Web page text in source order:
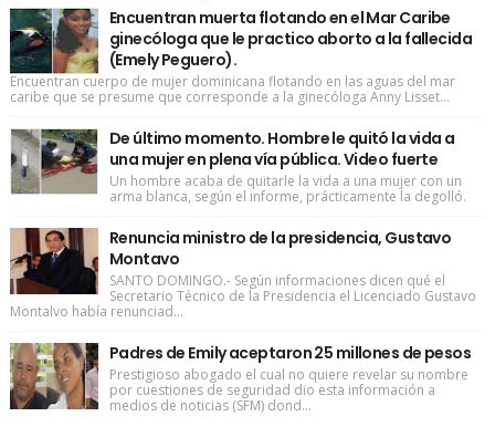
Encuentran muerta flotando en el Mar Caribe
ginecóloga que le practico aborto a la fallecida
(Emely Peguero).
Encuentran cuerpo de mujer dominicana flotando en las aguas del mar
caribe que se presume que corresponde a la ginecóloga Anny Lisset...
De último momento. Hombre le quitó la vida a
una mujer en plena vía pública. Video fuerte
Un hombre acaba de quitarle la vida a una mujer con un
arma blanca, según el informe, prácticamente la degolló.
Renuncia ministro de la presidencia, Gustavo
Montavo
SANTO DOMINGO.- Según informaciones dicen qué el
Secretario Técnico de la Presidencia el Licenciado Gustavo
Montalvo había renunciad...
Padres de Emily aceptaron 25 millones de pesos
Prestigioso abogado el cual no quiere revelar su nombre
por cuestiones de seguridad dio esta información a
medios de noticias (SFM) dond...